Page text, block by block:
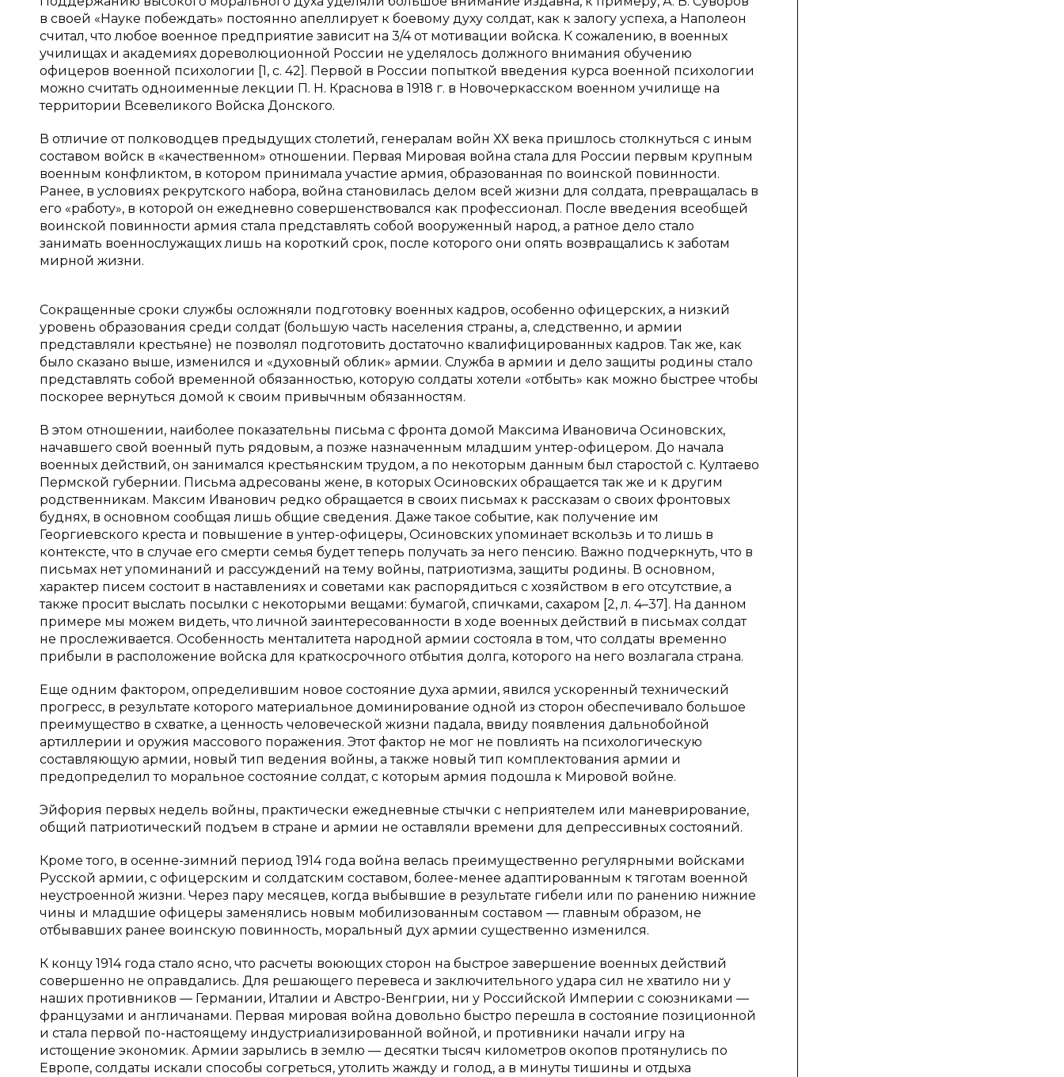
в своей «Науке побеждать» постоянно апеллирует к боевому духу солдат, как к залогу успеха, а Наполеон
считал, что любое военное предприятие зависит на 3/4 от мотивации войска. К сожалению, в военных
училищах и академиях дореволюционной России не уделялось должного внимания обучению
офицеров военной психологии [1, с. 42]. Первой в России попыткой введения курса военной психологии
можно считать одноименные лекции П. Н. Краснова в 1918 г. в Новочеркасском военном училище на
территории Всевеликого Войска Донского.
В отличие от полководцев предыдущих столетий, генералам войн ХХ века пришлось столкнуться с иным
составом войск в «качественном» отношении. Первая Мировая война стала для России первым крупным
военным конфликтом, в котором принимала участие армия, образованная по воинской повинности.
Ранее, в условиях рекрутского набора, война становилась делом всей жизни для солдата, превращалась в
его «работу», в которой он ежедневно совершенствовался как профессионал. После введения всеобщей
воинской повинности армия стала представлять собой вооруженный народ, а ратное дело стало
занимать военнослужащих лишь на короткий срок, после которого они опять возвращались к заботам
мирной жизни.
Сокращенные сроки службы осложняли подготовку военных кадров, особенно офицерских, а низкий
уровень образования среди солдат (большую часть населения страны, а, следственно, и армии
представляли крестьяне) не позволял подготовить достаточно квалифицированных кадров. Так же, как
было сказано выше, изменился и «духовный облик» армии. Служба в армии и дело защиты родины стало
представлять собой временной обязанностью, которую солдаты хотели «отбыть» как можно быстрее чтобы
поскорее вернуться домой к своим привычным обязанностям.
В этом отношении, наиболее показательны письма с фронта домой Максима Ивановича Осиновских,
начавшего свой военный путь рядовым, а позже назначенным младшим унтер-офицером. До начала
военных действий, он занимался крестьянским трудом, а по некоторым данным был старостой с. Култаево
Пермской губернии. Письма адресованы жене, в которых Осиновских обращается так же и к другим
родственникам. Максим Иванович редко обращается в своих письмах к рассказам о своих фронтовых
буднях, в основном сообщая лишь общие сведения. Даже такое событие, как получение им
Георгиевского креста и повышение в унтер-офицеры, Осиновских упоминает вскользь и то лишь в
контексте, что в случае его смерти семья будет теперь получать за него пенсию. Важно подчеркнуть, что в
письмах нет упоминаний и рассуждений на тему войны, патриотизма, защиты родины. В основном,
характер писем состоит в наставлениях и советами как распорядиться с хозяйством в его отсутствие, а
также просит выслать посылки с некоторыми вещами: бумагой, спичками, сахаром [2, л. 4–37]. На данном
примере мы можем видеть, что личной заинтересованности в ходе военных действий в письмах солдат
не прослеживается. Особенность менталитета народной армии состояла в том, что солдаты временно
прибыли в расположение войска для краткосрочного отбытия долга, которого на него возлагала страна.
Еще одним фактором, определившим новое состояние духа армии, явился ускоренный технический
прогресс, в результате которого материальное доминирование одной из сторон обеспечивало большое
преимущество в схватке, а ценность человеческой жизни падала, ввиду появления дальнобойной
артиллерии и оружия массового поражения. Этот фактор не мог не повлиять на психологическую
составляющую армии, новый тип ведения войны, а также новый тип комплектования армии и
предопределил то моральное состояние солдат, с которым армия подошла к Мировой войне.
Эйфория первых недель войны, практически ежедневные стычки с неприятелем или маневрирование,
общий патриотический подъем в стране и армии не оставляли времени для депрессивных состояний.
Кроме того, в осенне-зимний период 1914 года война велась преимущественно регулярными войсками
Русской армии, с офицерским и солдатским составом, более-менее адаптированным к тяготам военной
неустроенной жизни. Через пару месяцев, когда выбывшие в результате гибели или по ранению нижние
чины и младшие офицеры заменялись новым мобилизованным составом — главным образом, не
отбывавших ранее воинскую повинность, моральный дух армии существенно изменился.
К концу 1914 года стало ясно, что расчеты воюющих сторон на быстрое завершение военных действий
совершенно не оправдались. Для решающего перевеса и заключительного удара сил не хватило ни у
наших противников — Германии, Италии и Австро-Венгрии, ни у Российской Империи с союзниками —
французами и англичанами. Первая мировая война довольно быстро перешла в состояние позиционной
и стала первой по-настоящему индустриализированной войной, и противники начали игру на
истощение экономик. Армии зарылись в землю — десятки тысяч километров окопов протянулись по
Европе, солдаты искали способы согреться, утолить жажду и голод, а в минуты тишины и отдыха